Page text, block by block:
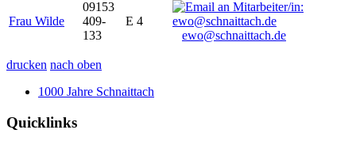
Frau Wilde
09153
409-
133
E 4
ewo@schnaittach.de
drucken nach oben
1000 Jahre Schnaittach
Quicklinks